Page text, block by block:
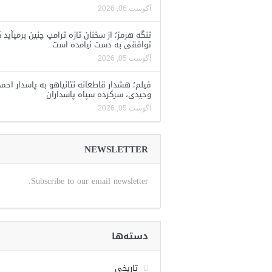
آگوست 06, 2026
تنگه هرمز؛ از سخنان تازه ترامپ چنین
توافقی به دست نیامده است
آگوست 05, 2026
فیلم؛ هشدار قاطعانه نتانیاهو به پاسدار
وحیدی، سرکرده سپاه پاسداران
آگوست 05, 2026
NEWSLETTER
Subscribe to our email newsletter.
دسته‌ها
تاریخی